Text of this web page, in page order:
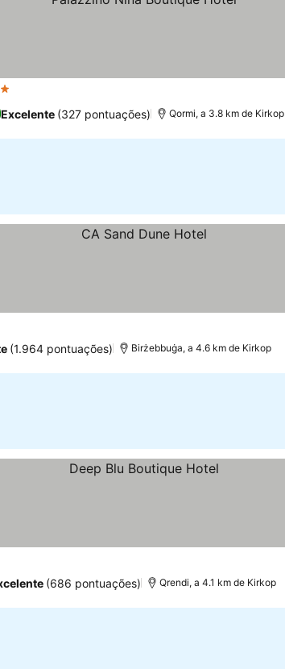
Excelente (327 pontuações) Qormi, a 3.8 km de Kirkop
(1.964 pontuações) Birżebbuġa, a 4.6 km de Kirkop
(686 pontuações) Qrendi, a 4.1 km de Kirkop